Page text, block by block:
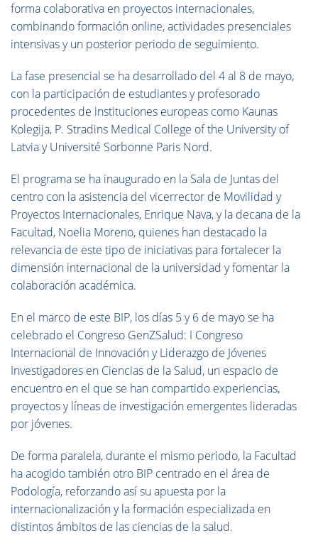
forma colaborativa en proyectos internacionales,
combinando formación online, actividades presenciales
intensivas y un posterior periodo de seguimiento.
La fase presencial se ha desarrollado del 4 al 8 de mayo,
con la participación de estudiantes y profesorado
procedentes de instituciones europeas como Kaunas
Kolegija, P. Stradins Medical College of the University of
Latvia y Université Sorbonne Paris Nord.
El programa se ha inaugurado en la Sala de Juntas del
centro con la asistencia del vicerrector de Movilidad y
Proyectos Internacionales, Enrique Nava, y la decana de la
Facultad, Noelia Moreno, quienes han destacado la
relevancia de este tipo de iniciativas para fortalecer la
dimensión internacional de la universidad y fomentar la
colaboración académica.
En el marco de este BIP, los días 5 y 6 de mayo se ha
celebrado el Congreso GenZSalud: I Congreso
Internacional de Innovación y Liderazgo de Jóvenes
Investigadores en Ciencias de la Salud, un espacio de
encuentro en el que se han compartido experiencias,
proyectos y líneas de investigación emergentes lideradas
por jóvenes.
De forma paralela, durante el mismo periodo, la Facultad
ha acogido también otro BIP centrado en el área de
Podología, reforzando así su apuesta por la
internacionalización y la formación especializada en
distintos ámbitos de las ciencias de la salud.